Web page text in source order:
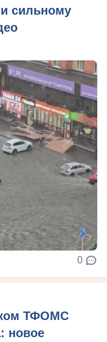
сильному
0
ТФОМС
новое